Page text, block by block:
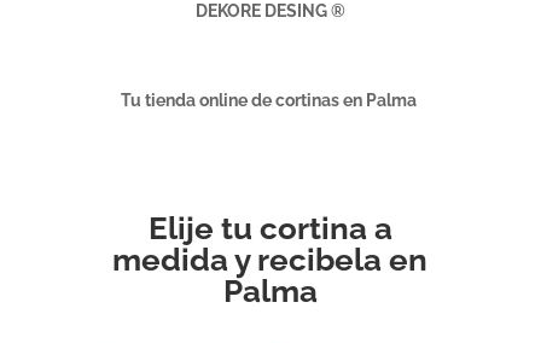
DEKORE DESING ®
Tu tienda online de cortinas en Palma
Elije tu cortina a
medida y recibela en
Palma